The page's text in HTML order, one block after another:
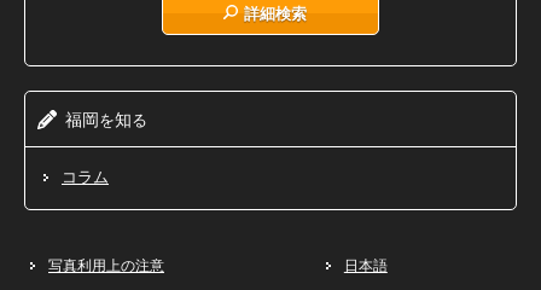
詳細検索
福岡を知る
コラム
写真利用上の注意 日本語